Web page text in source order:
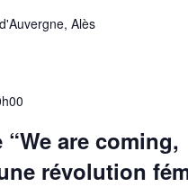
Alès
are coming,
révolution